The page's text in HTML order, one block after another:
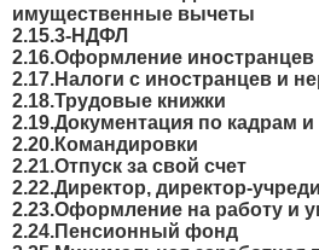
имущественные вычеты
2.15.3-НДФЛ
2.16.Оформление иностранцев
2.17.Налоги с иностранцев и
2.18.Трудовые книжки
2.19.Документация по кадрам
2.20.Командировки
2.21.Отпуск за свой счет
2.22.Директор, директор-
2.23.Оформление на работу и
2.24.Пенсионный фонд